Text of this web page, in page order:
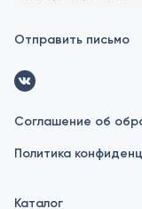
Отправить письмо
Соглашение об
Политика
Каталог